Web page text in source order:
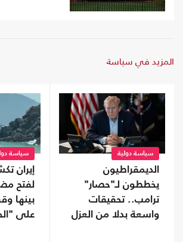
المزيد في سياسة
سياسة دولية
الديمقراطيون
يخططون لـ"حصار"
ترامب.. تحقيقات
واسعة بدلا من العزل
سياسة
إيران
لفتح
بينها
على